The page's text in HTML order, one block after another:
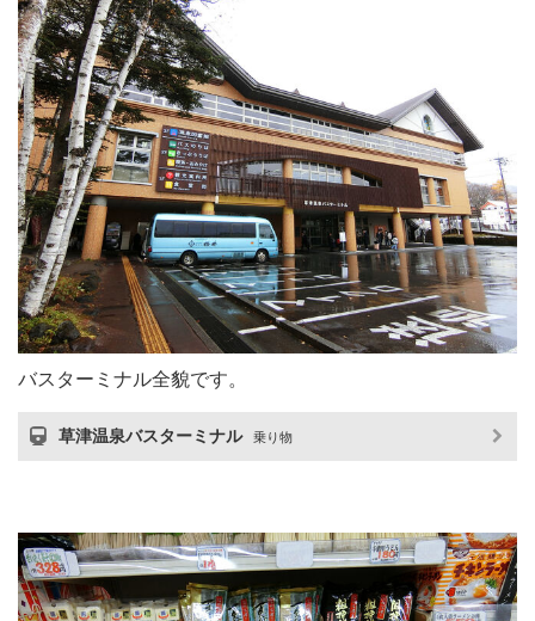
バスターミナル全貌です。
草津温泉バスターミナル 乗り物